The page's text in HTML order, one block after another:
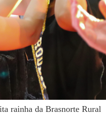
rainha da Brasnorte Rural